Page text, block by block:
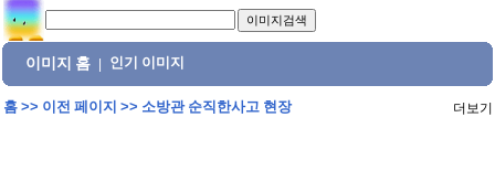
이미지 홈 인기 이미지
홈>> 이전 페이지 >> 소방관 순직한사고 현장 더보기